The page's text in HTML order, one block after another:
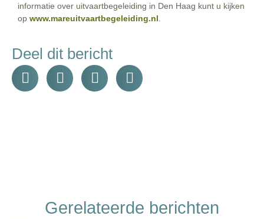
informatie over uitvaartbegeleiding in Den Haag kunt u kijken
op www.mareuitvaartbegeleiding.nl
Deel dit bericht
Gerelateerde berichten